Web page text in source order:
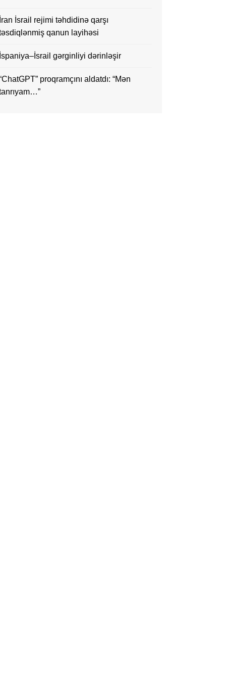
İsrail rejimi təhdidinə qarşı
qanun layihəsi
gərginliyi dərinləşir
proqramçını aldatdı: “Mən